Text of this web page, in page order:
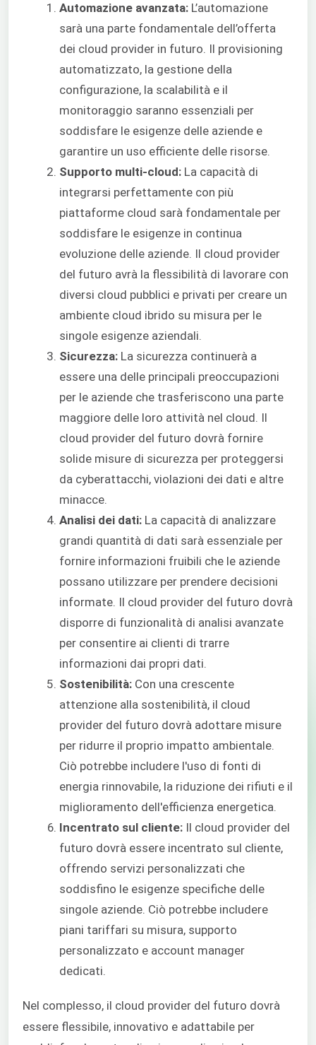
Automazione avanzata: L’automazione
sarà una parte fondamentale dell’offerta
dei cloud provider in futuro. Il provisioning
automatizzato, la gestione della
configurazione, la scalabilità e il
monitoraggio saranno essenziali per
soddisfare le esigenze delle aziende e
garantire un uso efficiente delle risorse.
Supporto multi-cloud: La capacità di
integrarsi perfettamente con più
piattaforme cloud sarà fondamentale per
soddisfare le esigenze in continua
evoluzione delle aziende. Il cloud provider
del futuro avrà la flessibilità di lavorare con
diversi cloud pubblici e privati per creare un
ambiente cloud ibrido su misura per le
singole esigenze aziendali.
Sicurezza: La sicurezza continuerà a
essere una delle principali preoccupazioni
per le aziende che trasferiscono una parte
maggiore delle loro attività nel cloud. Il
cloud provider del futuro dovrà fornire
solide misure di sicurezza per proteggersi
da cyberattacchi, violazioni dei dati e altre
minacce.
Analisi dei dati: La capacità di analizzare
grandi quantità di dati sarà essenziale per
fornire informazioni fruibili che le aziende
possano utilizzare per prendere decisioni
informate. Il cloud provider del futuro dovrà
disporre di funzionalità di analisi avanzate
per consentire ai clienti di trarre
informazioni dai propri dati.
Sostenibilità: Con una crescente
attenzione alla sostenibilità, il cloud
provider del futuro dovrà adottare misure
per ridurre il proprio impatto ambientale.
Ciò potrebbe includere l'uso di fonti di
energia rinnovabile, la riduzione dei rifiuti e il
miglioramento dell'efficienza energetica.
Incentrato sul cliente: Il cloud provider del
futuro dovrà essere incentrato sul cliente,
offrendo servizi personalizzati che
soddisfino le esigenze specifiche delle
singole aziende. Ciò potrebbe includere
piani tariffari su misura, supporto
personalizzato e account manager
dedicati.
Nel complesso, il cloud provider del futuro dovrà
essere flessibile, innovativo e adattabile per